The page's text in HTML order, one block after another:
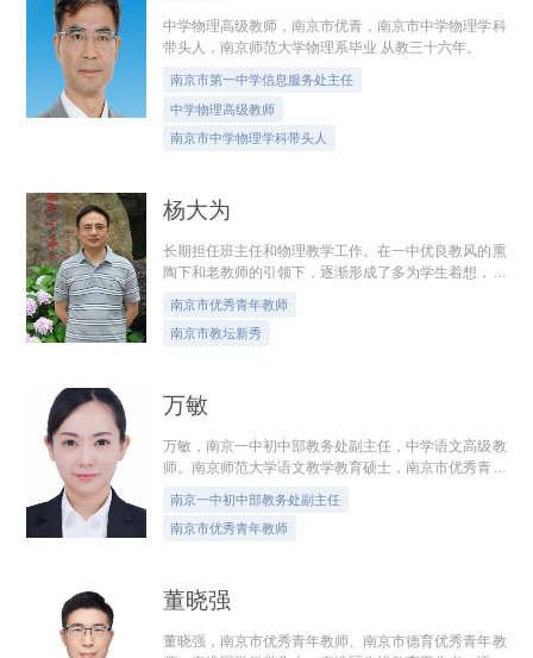
中学物理高级教师，南京市优青，南京市中学物理学科
带头人，南京师范大学物理系毕业 从教三十六年。
南京市第一中学信息服务处主任
中学物理高级教师
南京市中学物理学科带头人
杨大为
长期担任班主任和物理教学工作。在一中优良教风的熏
陶下和老教师的引领下，逐渐形成了多为学生着想，注
教研组长等工作，先后获得南京一中...
南京市优秀青年教师
南京市教坛新秀
万敏
万敏，南京一中初中部教务处副主任，中学语文高级教
师。南京师范大学语文教学教育硕士，南京市优秀青年
开课、讲座二十余次，多次获得南京...
南京一中初中部教务处副主任
南京市优秀青年教师
董晓强
董晓强，南京市优秀青年教师、南京市德育优秀青年教